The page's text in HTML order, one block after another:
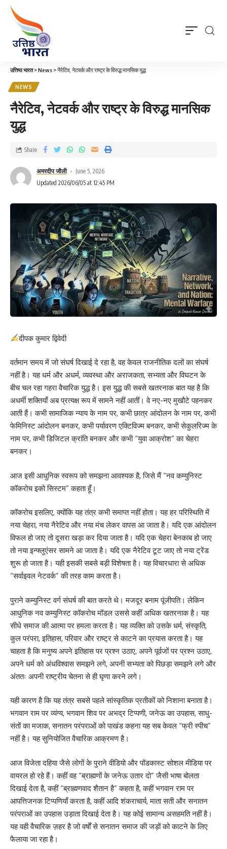
उत्तिष्ठ भारत>News >नैरेटिव, नेटवर्क और राष्ट्र के विरुद्ध मानसिक युद्ध
NEWS
नैरेटिव, नेटवर्क और राष्ट्र के विरुद्ध मानसिक
युद्ध
अमरदीप जौली
June 5, 2026
Updated 2026/06/05 at 12:45 PM
Share
दीपक कुमार द्विवेदी
वर्तमान समय में जो संघर्ष दिखाई दे रहा है, वह केवल राजनीतिक दलों का संघर्ष
नहीं है। यह धर्म और अधर्म, व्यवस्था और अराजकता, सभ्यता और विघटन के
बीच चल रहा गहरा वैचारिक युद्ध है। इस युद्ध की सबसे खतरनाक बात यह है कि
अधर्मी शक्तियाँ अब प्रत्यक्ष रूप में सामने नहीं आतीं। वे नए-नए मुखौटे पहनकर
आती हैं। कभी सामाजिक न्याय के नाम पर, कभी छात्र आंदोलन के नाम पर, कभी
फेमिनिस्ट आंदोलन बनकर, कभी पर्यावरण एक्टिविज्म बनकर, कभी सेकुलरिज्म के
नाम पर, कभी डिजिटल क्रांति बनकर और कभी “युवा आक्रोश” का चेहरा
बनकर।
आज इसी आधुनिक स्वरूप को समझना आवश्यक है, जिसे मैं “नव कम्युनिस्ट
कॉकरोच इको सिस्टम” कहता हूँ।
कॉकरोच इसलिए, क्योंकि यह तंत्र कभी समाप्त नहीं होता। यह हर परिस्थिति में
नया चेहरा, नया नैरेटिव और नया मंच लेकर वापस आ जाता है। यदि एक आंदोलन
विफल हो जाए तो दूसरा खड़ा कर दिया जाता है। यदि एक चेहरा बेनकाब हो जाए
तो नया इन्फ्लुएंसर सामने आ जाता है। यदि एक नैरेटिव टूट जाए तो नया ट्रेंड
शुरू हो जाता है। यही इसकी सबसे बड़ी विशेषता है। यह विचारधारा से अधिक
“सर्वाइवल नेटवर्क” की तरह काम करता है।
पुराने कम्युनिस्ट वर्ग संघर्ष की बात करते थे। मजदूर बनाम पूंजीपति। लेकिन
आधुनिक नव कम्युनिस्ट कॉकरोच मॉडल उससे कहीं अधिक खतरनाक है। यह
सीधे समाज की आत्मा पर हमला करता है। यह व्यक्ति को उसके धर्म, संस्कृति,
कुल परंपरा, इतिहास, परिवार और राष्ट्र से काटने का प्रयास करता है। यह
चाहता है कि मनुष्य अपने इतिहास पर प्रश्न उठाए, अपने पूर्वजों पर प्रश्न उठाए,
अपने धर्म को अंधविश्वास समझने लगे, अपनी सभ्यता को पिछड़ा समझने लगे और
अंततः अपनी राष्ट्रीय चेतना से ही घृणा करने लगे।
यही कारण है कि यह तंत्र सबसे पहले सांस्कृतिक प्रतीकों को निशाना बनाता है।
भगवान राम पर व्यंग्य, भगवान शिव पर अभद्र टिप्पणी, जनेऊ का उपहास, साधु-
संतों का मजाक, सनातन परंपराओं को पाखंड कहना यह सब केवल “फ्री स्पीच”
नहीं है। यह सुनियोजित वैचारिक आक्रमण है।
आज विजेता दहिया जैसे लोगों के पुराने वीडियो और पॉडकास्ट सोशल मीडिया पर
वायरल हो रहे हैं। कहीं वह “ब्राह्मणों के जनेऊ उतार दो” जैसी भाषा बोलता
दिखाई देता है, कहीं “ब्राह्मणवाद शैतान है” कहता है, कहीं भगवान राम पर
आपत्तिजनक टिप्पणियाँ करता है, कहीं आदि शंकराचार्य, माता सती और सनातन
परंपराओं का उपहास उड़ाता दिखाई देता है। यह कोई सामान्य असहमति नहीं है।
यह वही वैचारिक ज़हर है जो वर्षों से सनातन समाज की जड़ों को काटने के लिए
फैलाया जा रहा है।